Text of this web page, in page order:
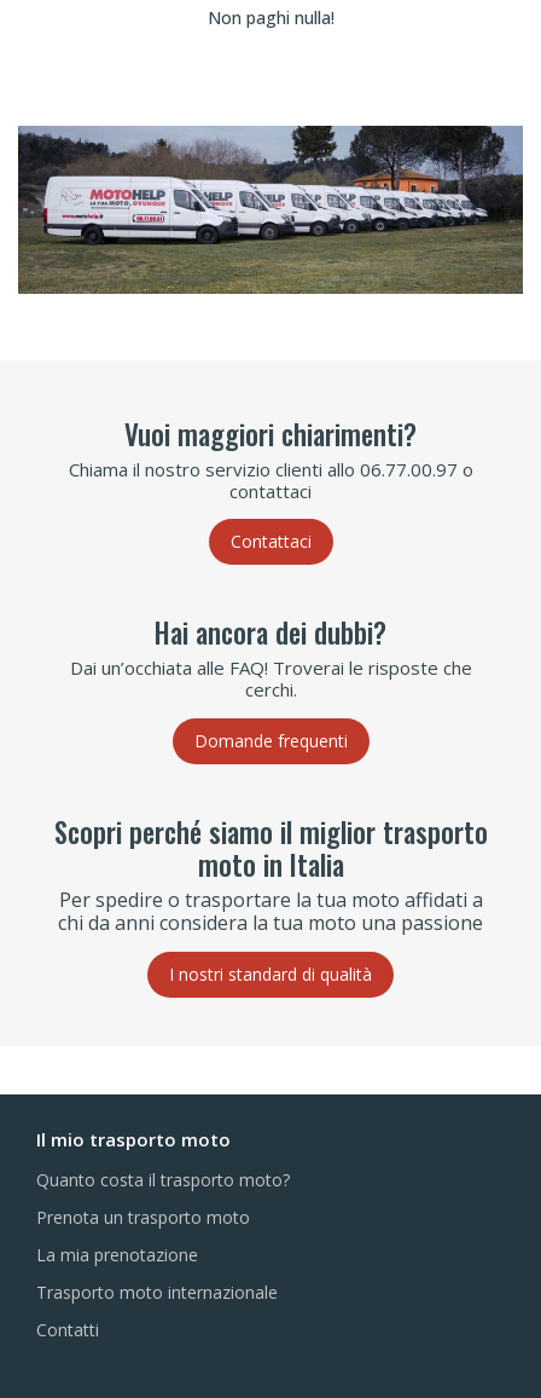
Non paghi nulla!
Vuoi maggiori chiarimenti?
Chiama il nostro servizio clienti allo 06.77.00.97 o
contattaci
Contattaci
Hai ancora dei dubbi?
Dai un’occhiata alle FAQ! Troverai le risposte che
cerchi.
Domande frequenti
Scopri perché siamo il miglior trasporto
moto in Italia
Per spedire o trasportare la tua moto affidati a
chi da anni considera la tua moto una passione
I nostri standard di qualità
Il mio trasporto moto
Quanto costa il trasporto moto?
Prenota un trasporto moto
La mia prenotazione
Trasporto moto internazionale
Contatti